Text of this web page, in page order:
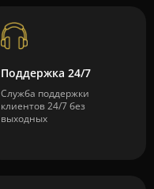
Поддержка 24/7
Служба поддержки
клиентов 24/7 без
выходных